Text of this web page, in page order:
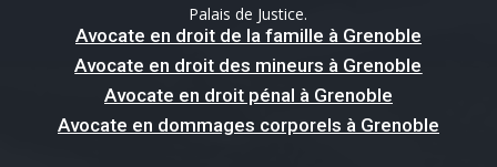
Palais de Justice.
Avocate en droit de la famille à Grenoble
Avocate en droit des mineurs à Grenoble
Avocate en droit pénal à Grenoble
Avocate en dommages corporels à Grenoble